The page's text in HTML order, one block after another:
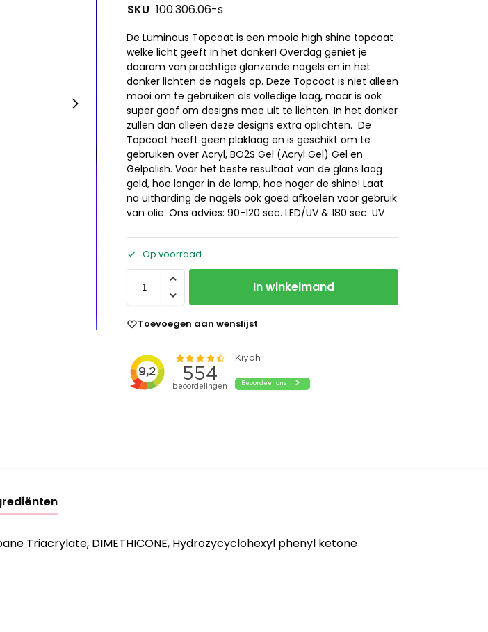
SKU 100.306.06-s
De Luminous Topcoat is een mooie high shine topcoat
welke licht geeft in het donker! Overdag geniet je
daarom van prachtige glanzende nagels en in het
donker lichten de nagels op. Deze Topcoat is niet alleen
mooi om te gebruiken als volledige laag, maar is ook
super gaaf om designs mee uit te lichten. In het donker
zullen dan alleen deze designs extra oplichten. De
Topcoat heeft geen plaklaag en is geschikt om te
gebruiken over Acryl, BO2S Gel (Acryl Gel) Gel en
Gelpolish. Voor het beste resultaat van de glans laag
geld, hoe langer in de lamp, hoe hoger de shine! Laat
na uitharding de nagels ook goed afkoelen voor gebruik
van olie. Ons advies: 90-120 sec. LED/UV & 180 sec. UV
Op voorraad
In winkelmand
Toevoegen aan wenslijst
Triacrylate, DIMETHICONE, Hydrozycyclohexyl phenyl ketone